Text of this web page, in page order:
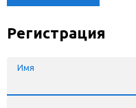
Регистрация
Имя